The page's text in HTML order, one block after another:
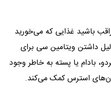
باشید غذایی که می‌خورید
داشتن ویتامین سی برای
بادام یا پسته به‌ خاطر وجود